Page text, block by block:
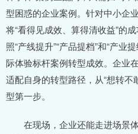
型困惑的企业案例。针对中小企
将“看得见成效、算得清收益”的
照“产线提升”“产品提档”和“产业
际体验标杆案例转型成效。企业
适配自身的转型路径，从“想转不
型第一步。
在现场，企业还能走进场景